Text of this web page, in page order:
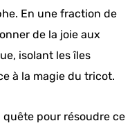
En une fraction de
de la joie aux
isolant les îles
à la magie du tricot.
pour résoudre ce